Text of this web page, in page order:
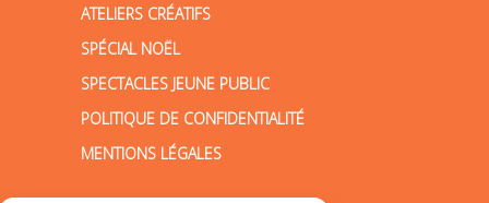
ATELIERS CRÉATIFS
SPÉCIAL NOËL
SPECTACLES JEUNE PUBLIC
POLITIQUE DE CONFIDENTIALITÉ
MENTIONS LÉGALES